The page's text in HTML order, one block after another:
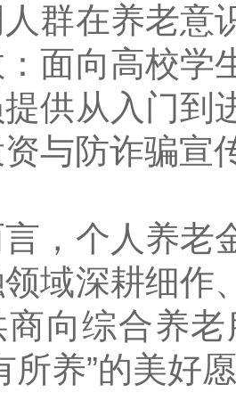
群在养老意
面向高校学
供从入门到
与防诈骗宣
，个人养老
域深耕细作
商向综合养
所养”的美好